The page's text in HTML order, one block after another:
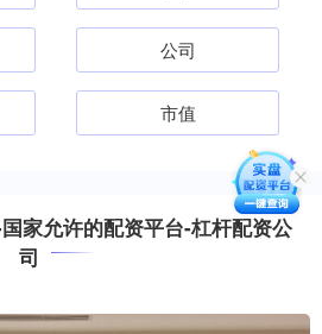
公司
市值
家允许的配资平台-杠杆配资公
司